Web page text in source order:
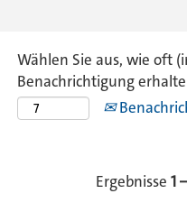
Wählen Sie aus, wie oft
Benachrichtigung
Ergebnisse 1